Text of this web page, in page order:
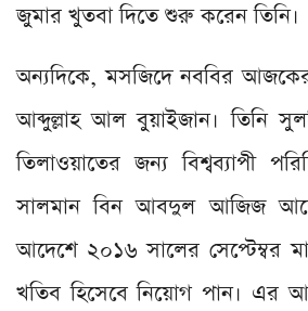
জুমার খুতবা দিতে শুরু করেন তিনি।
অন্যদিকে, মসজিদে নববির
আব্দুল্লাহ আল বুয়াইজান। তিনি
তিলাওয়াতের জন্য বিশ্বব্যাপী
সালমান বিন আবদুল আজিজ
আদেশে ২০১৬ সালের সেপ্টেম্বর
খতিব হিসেবে নিয়োগ পান। এর